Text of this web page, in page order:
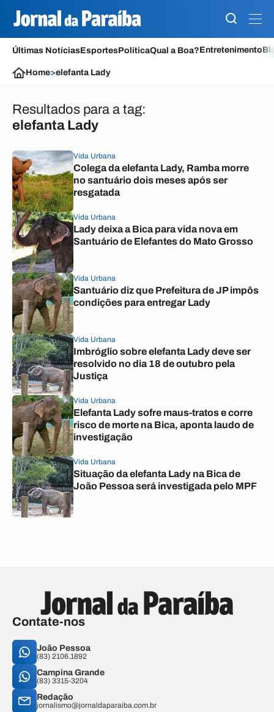
Últimas NotíciasEsportesPolíticaQual a Boa?Entretenimento
Home>elefanta Lady
Resultados para a tag:
elefanta Lady
Vida Urbana
Colega da elefanta Lady, Ramba morre
no santuário dois meses após ser
resgatada
Vida Urbana
Lady deixa a Bica para vida nova em
Santuário de Elefantes do Mato Grosso
Vida Urbana
Santuário diz que Prefeitura de JP impôs
condições para entregar Lady
Vida Urbana
Imbróglio sobre elefanta Lady deve ser
resolvido no dia 18 de outubro pela
Justiça
Vida Urbana
Elefanta Lady sofre maus-tratos e corre
risco de morte na Bica, aponta laudo de
investigação
Vida Urbana
Situação da elefanta Lady na Bica de
João Pessoa será investigada pelo MPF
Contate-nos
João Pessoa
(83) 2106.1892
Campina Grande
(83) 3315-3204
Redação
jornalismo@jornaldaparaiba.com.br